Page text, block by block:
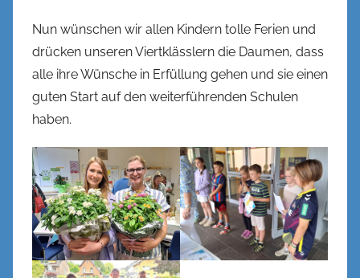
Nun wünschen wir allen Kindern tolle Ferien und
drücken unseren Viertklässlern die Daumen, dass
alle ihre Wünsche in Erfüllung gehen und sie einen
guten Start auf den weiterführenden Schulen
haben.